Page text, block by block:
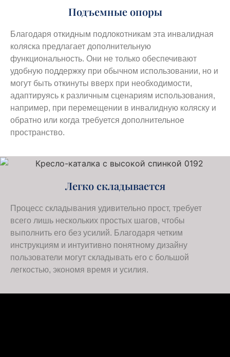
Подъемные опоры
Благодаря откидным подлокотникам эта инвалидная
коляска предлагает дополнительную
функциональность. Они не только обеспечивают
удобную поддержку при обычном использовании, но и
могут быть откинуты вверх при необходимости,
адаптируясь к различным сценариям использования,
например, при перемещении в инвалидную коляску и
обратно или когда требуется дополнительное
пространство.
Легко складывается
Процесс складывания удивительно прост, требует
всего лишь нескольких простых шагов, чтобы
выполнить его без усилий. Благодаря четким
инструкциям и интуитивно понятному дизайну
пользователи могут складывать его с большой
легкостью, экономя время и усилия.